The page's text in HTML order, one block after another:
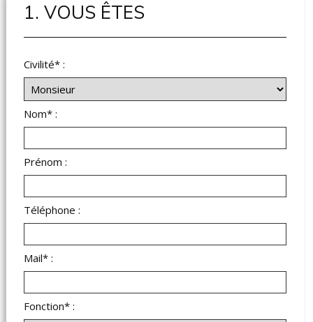
1. VOUS ÊTES
Civilité* :
Nom* :
Prénom :
Téléphone :
Mail* :
Fonction* :